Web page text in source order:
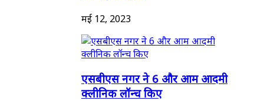
मई 12, 2023
एसबीएस नगर ने 6 और आम आदमी
क्लीनिक लॉन्च किए